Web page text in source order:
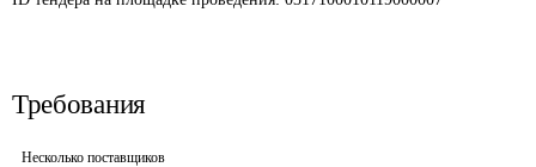
Требования
Несколько поставщиков